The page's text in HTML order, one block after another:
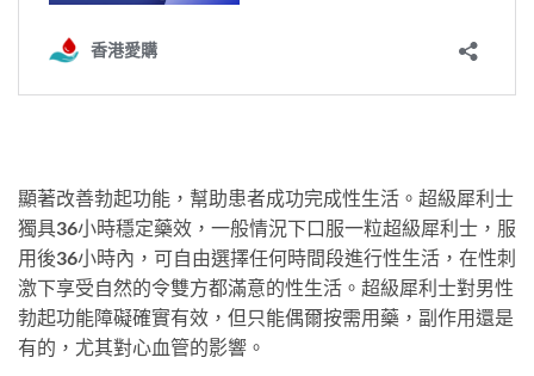
顯著改善勃起功能，幫助患者成功完成性生活。超級犀利士
獨具36小時穩定藥效，一般情況下口服一粒超級犀利士，服
用後36小時內，可自由選擇任何時間段進行性生活，在性刺
激下享受自然的令雙方都滿意的性生活。超級犀利士對男性
勃起功能障礙確實有效，但只能偶爾按需用藥，副作用還是
有的，尤其對心血管的影響。